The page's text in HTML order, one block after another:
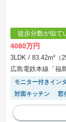
徒歩分数が似て
4080万円
3LDK / 83.42m²（
広島電鉄本線「福
モニター付きイン
対面キッチン
窓